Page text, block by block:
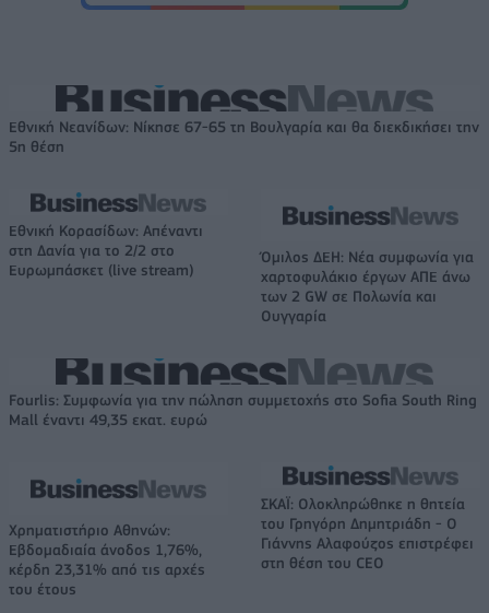
Εθνική Νεανίδων: Νίκησε 67-65 τη Βουλγαρία και θα διεκδικήσει την
5η θέση
Εθνική Κορασίδων: Απέναντι
στη Δανία για το 2/2 στο
Ευρωμπάσκετ (live stream)
Όμιλος ΔΕΗ: Νέα συμφωνία για
χαρτοφυλάκιο έργων ΑΠΕ άνω
των 2 GW σε Πολωνία και
Ουγγαρία
Fourlis: Συμφωνία για την πώληση συμμετοχής στο Sofia South Ring
Mall έναντι 49,35 εκατ. ευρώ
Χρηματιστήριο Αθηνών:
Εβδομαδιαία άνοδος 1,76%,
κέρδη 23,31% από τις αρχές
του έτους
ΣΚΑΪ: Ολοκληρώθηκε η θητεία
του Γρηγόρη Δημητριάδη - Ο
Γιάννης Αλαφούζος επιστρέφει
στη θέση του CEO